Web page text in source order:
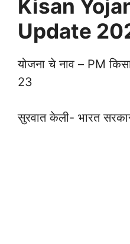
Kisan
Update
योजना चे नाव – PM
23
सुरवात केली- भारत